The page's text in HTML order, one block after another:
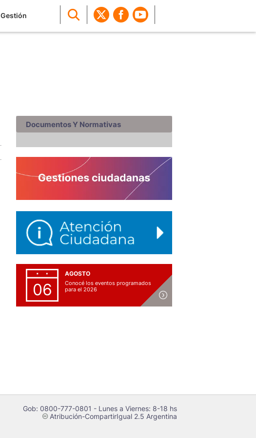
Gestión
Documentos Y Normativas
06
AGOSTO
Conocé los eventos programados
para el 2026
Gob: 0800-777-0801 - Lunes a Viernes: 8-18 hs
cAtribución-CompartirIgual 2.5 Argentina